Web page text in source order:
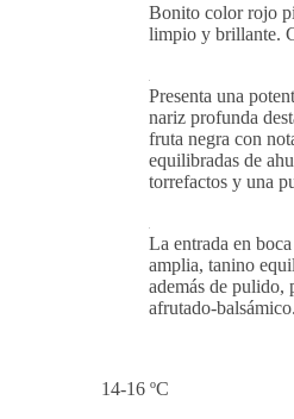
Bonito color rojo
limpio y brillante.
Presenta una
nariz profunda
fruta negra con
equilibradas de
torrefactos y una
La entrada en
amplia, tanino
además de pulido,
afrutado-balsámico.
14-16 ºC